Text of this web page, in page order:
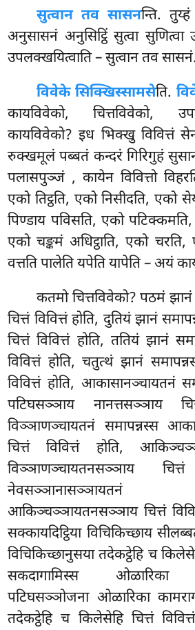
सुत्वान तव सासनन्ति.
अनुसासनं अनुसिट्ठिं सुत्वा सुणित्वा
उपलक्खयित्वाति – सुत्वान तव सासनं.
विवेके सिक्खिस्सामसेति.
कायविवेको, चित्तविवेको,
कायविवेको? इध भिक्खु विवित्तं
रुक्खमूलं पब्बतं कन्दरं गिरिगुहं
पलासपुञ्जं , कायेन विवित्तो
एको तिट्ठति, एको निसीदति, एको
पिण्डाय पविसति, एको पटिक्कमति,
एको चङ्कमं अधिट्ठाति, एको चरति,
वत्तति पालेति यपेति यापेति – अयं
कतमो चित्तविवेको? पठमं झानं
चित्तं विवित्तं होति, दुतियं झानं
चित्तं विवित्तं होति, ततियं झानं
विवित्तं होति, चतुत्थं झानं
विवित्तं होति, आकासानञ्चायतनं
पटिघसञ्ञाय नानत्तसञ्ञाय
विञ्ञाणञ्चायतनं समापन्नस्स
चित्तं विवित्तं होति,
विञ्ञाणञ्चायतनसञ्ञाय
आकिञ्चञ्ञायतनसञ्ञाय चित्तं
सक्कायदिट्ठिया विचिकिच्छाय
विचिकिच्छानुसया तदेकट्ठेहि च
सकदागामिस्स ओळारिका
पटिघसञ्ञोजना ओळारिका
तदेकट्ठेहि च किलेसेहि चित्तं